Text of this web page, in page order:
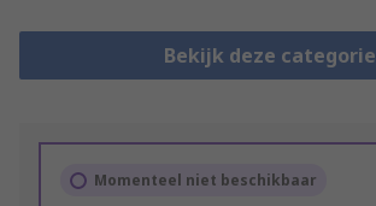
Bekijk deze categorie
Momenteel niet beschikbaar